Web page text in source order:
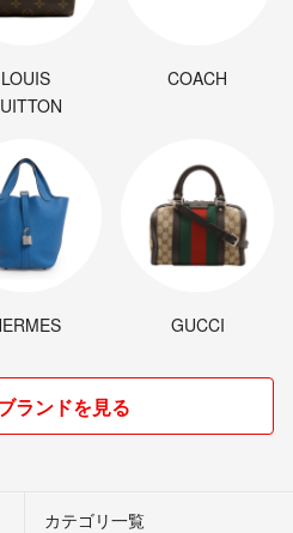
LOUIS
COACH
GUCCI
ランドを見る
カテゴリ一覧